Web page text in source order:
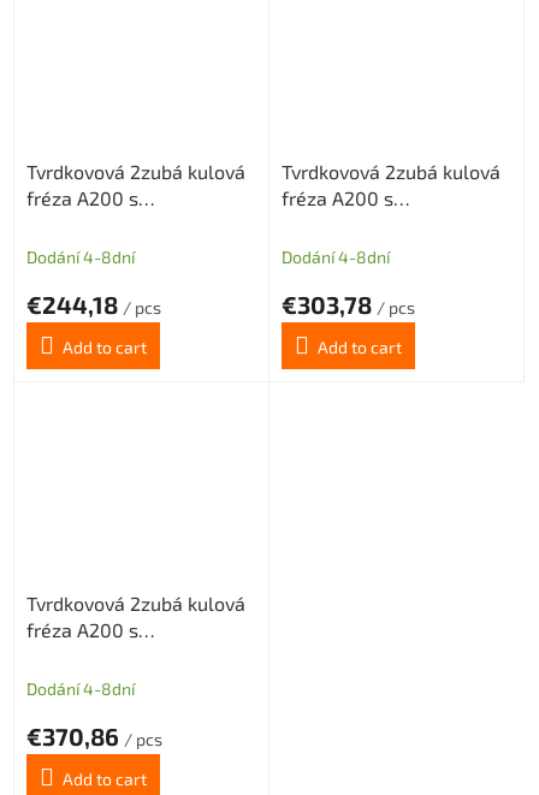
Tvrdkovová 2zubá kulová
fréza A200 s
pro grafit průměr 8 R4
Dodání 4-8dní
€244,18 / pcs
Add to cart
Tvrdkovová 2zubá kulová
fréza A200 s
pro grafit průměr 10 R5
Dodání 4-8dní
€303,78 / pcs
Add to cart
Tvrdkovová 2zubá kulová
fréza A200 s
pro grafit průměr 12 R6
Dodání 4-8dní
€370,86 / pcs
Add to cart